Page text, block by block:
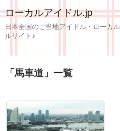
ローカルアイドル.jp
日本全国のご当地アイドル・ローカ
ルサイト♪
「 馬車道 」 一覧